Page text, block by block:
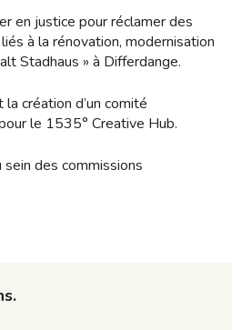
en justice pour réclamer des
à la rénovation, modernisation
Stadhaus » à Differdange.
création d’un comité
le 1535° Creative Hub.
des commissions